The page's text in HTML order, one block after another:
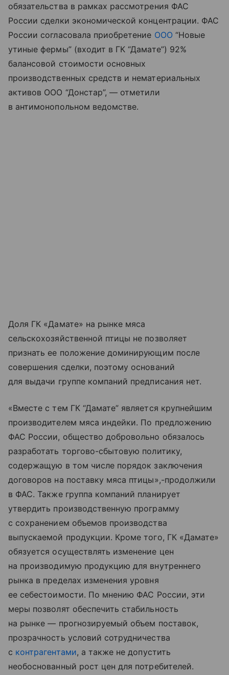
обязательства в рамках рассмотрения ФАС
России сделки экономической концентрации. ФАС
России согласовала приобретение ООО “Новые
утиные фермы” (входит в ГК “Дамате”) 92%
балансовой стоимости основных
производственных средств и нематериальных
активов ООО “Донстар”, — отметили
в антимонопольном ведомстве.
Доля ГК «Дамате» на рынке мяса
сельскохозяйственной птицы не позволяет
признать ее положение доминирующим после
совершения сделки, поэтому оснований
для выдачи группе компаний предписания нет.
«Вместе с тем ГК “Дамате” является крупнейшим
производителем мяса индейки. По предложению
ФАС России, общество добровольно обязалось
разработать торгово-сбытовую политику,
содержащую в том числе порядок заключения
договоров на поставку мяса птицы»,-продолжили
в ФАС. Также группа компаний планирует
утвердить производственную программу
с сохранением объемов производства
выпускаемой продукции. Кроме того, ГК «Дамате»
обязуется осуществлять изменение цен
на производимую продукцию для внутреннего
рынка в пределах изменения уровня
ее себестоимости. По мнению ФАС России, эти
меры позволят обеспечить стабильность
на рынке — прогнозируемый объем поставок,
прозрачность условий сотрудничества
с контрагентами, а также не допустить
необоснованный рост цен для потребителей.